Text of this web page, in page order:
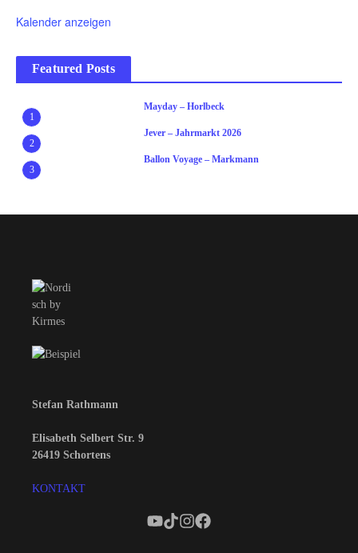
Kalender anzeigen
Featured Posts
1
Mayday – Horlbeck
2
Jever – Jahrmarkt 2026
3
Ballon Voyage – Markmann
Stefan Rathmann
Elisabeth Selbert Str. 9
26419 Schortens
KONTAKT